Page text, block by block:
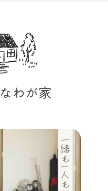
わが家